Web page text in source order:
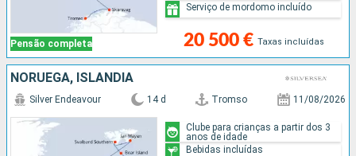
Pensão completa 20 500 € Taxas incluídas
Serviço de mordomo incluído
NORUEGA, ISLÂNDIA
Silver Endeavour 14 d Tromso 11/08/2026
Clube para crianças a partir dos 3
anos de idade
Bebidas incluídas